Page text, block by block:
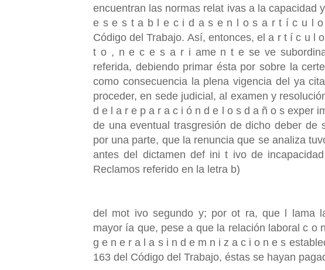
encuentran las normas relat ivas a la capacidad
e s e s t a b l e c i d a s e n l o s a r t í c u l o
Código del Trabajo. Así, entonces, el a r t í c u l
t o , n e c e s a r i ame n t e se ve
referida, debiendo primar ésta por sobre la
como consecuencia la plena vigencia del ya
proceder, en sede judicial, al examen y
d e l a r e p a r a c i ó n d e l o s d a ñ o s exper
de una eventual trasgresión de dicho deber de
por una parte, que la renuncia que se analiza
antes del dictamen def ini t ivo de
Reclamos referido en la letra b)
del mot ivo segundo y; por ot ra, que l lama
mayor ía que, pese a que la relación laboral c
g e n e r a l a s i n d e m n i z a c i o n e s
163 del Código del Trabajo, éstas se hayan